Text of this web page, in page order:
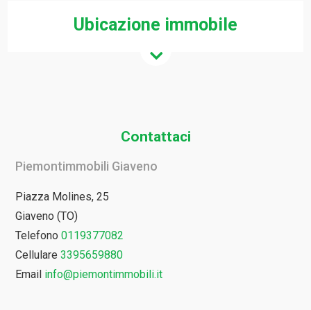
Ubicazione immobile
Contattaci
Piemontimmobili Giaveno
Piazza Molines, 25
Giaveno (TO)
Telefono 0119377082
Cellulare 3395659880
Email info@piemontimmobili.it